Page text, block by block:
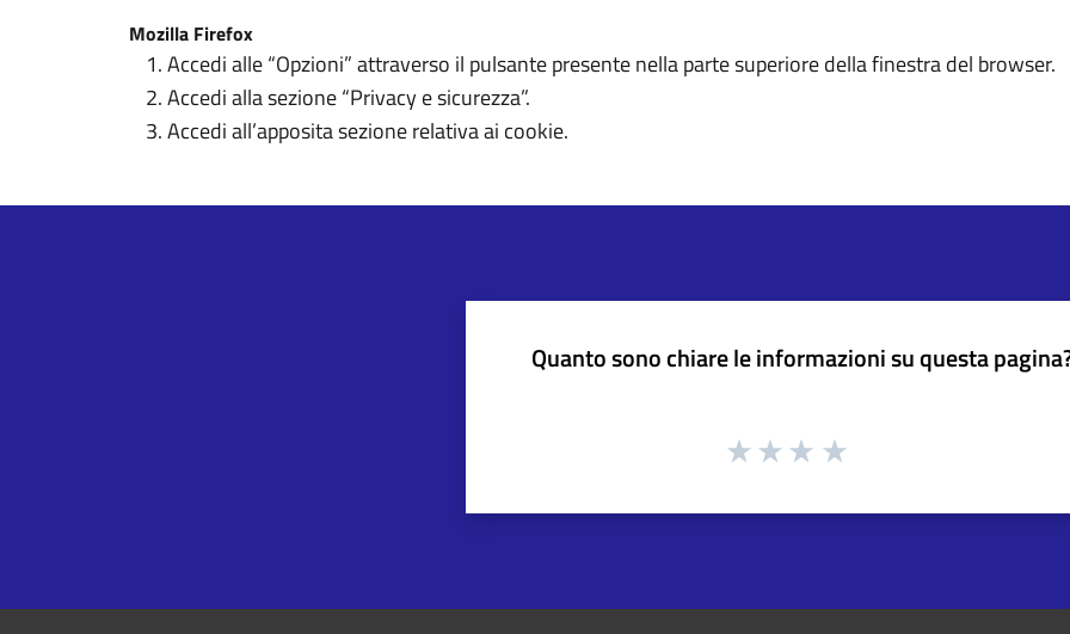
Mozilla Firefox
Accedi alle “Opzioni” attraverso il pulsante presente nella parte superiore della finestra del browser.
Accedi alla sezione “Privacy e sicurezza”.
Accedi all’apposita sezione relativa ai cookie.
Quanto sono chiare le informazioni su questa